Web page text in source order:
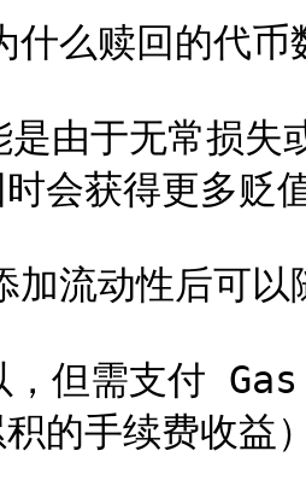
么赎回的代币
于无常损失
会获得更多贬
流动性后可以
但需支付 Gas
积的手续费收益